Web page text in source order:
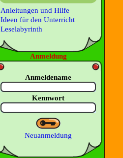
Anleitungen und Hilfe
Ideen für den Unterricht
Leselabyrinth
Anmeldung
Anmeldename
Kennwort
Neuanmeldung